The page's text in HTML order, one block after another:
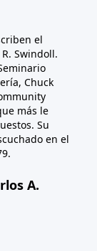
el
Swindoll.
Chuck
más le
Su
en el
A.